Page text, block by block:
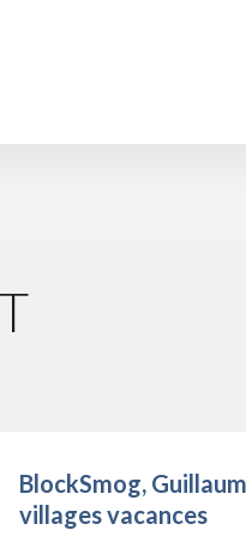
BlockSmog,
villages vacances